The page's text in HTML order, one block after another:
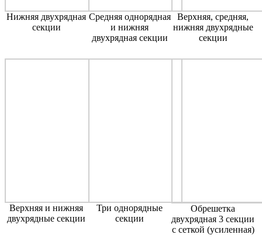
Нижняя двухрядная
секции
Средняя однорядная
и нижняя
двухрядная секции
Верхняя, средняя,
нижняя двухрядные
секции
Верхняя и нижняя
двухрядные секции
Три однорядные
секции
Обрешетка
двухрядная 3 секции
с сеткой (усиленная)